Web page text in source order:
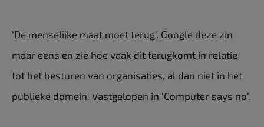
‘De menselijke maat moet terug’. Google deze zin
maar eens en zie hoe vaak dit terugkomt in relatie
tot het besturen van organisaties, al dan niet in het
publieke domein. Vastgelopen in ‘Computer says no’.